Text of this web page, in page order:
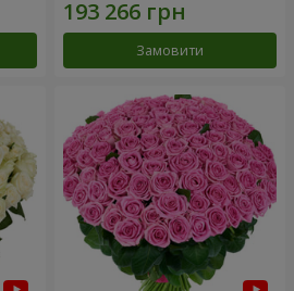
Замовити